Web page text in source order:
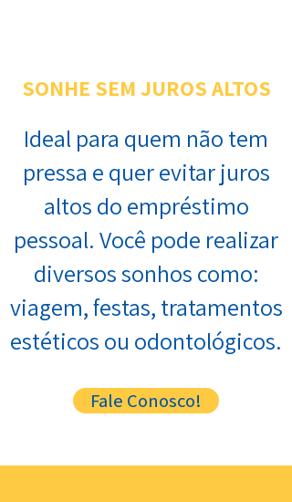
SONHE SEM JUROS ALTOS
Ideal para quem não tem
pressa e quer evitar juros
altos do empréstimo
pessoal. Você pode realizar
diversos sonhos como:
viagem, festas, tratamentos
estéticos ou odontológicos.
Fale Conosco!